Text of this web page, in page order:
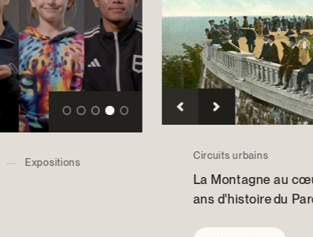
Groupes
Restauration
Centre d’archives et de documentation
Dons et prêts d’objets
Impact de votre don
Façons de donner
Événements
Devenir bénévole
Blogue Infolettre
La Montagne au cœur de Montréal – 150
ans d'histoire du Parc du Mont-Royal